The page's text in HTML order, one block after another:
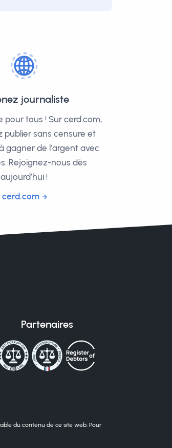
journaliste
pour tous ! Sur cerd.com,
publier sans censure et
gagner de l’argent avec
Rejoignez-nous dès
aujourd’hui !
cerd.com
Partenaires
du contenu de ce site web. Pour